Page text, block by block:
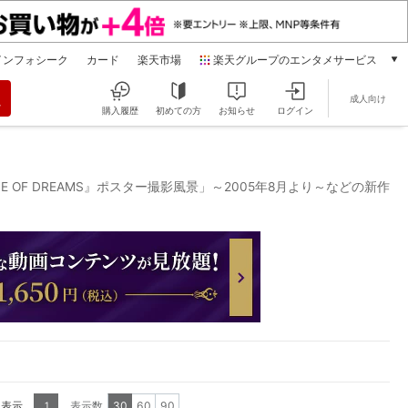
ンフォシーク カード 楽天市場 楽天グループのエンタメサービス
本/ゲーム/CD/DVD
楽天Kobo
楽天マガジン
楽天ミュージック
動画配信
Rakuten PLAY
購入履歴 初めての方 お知らせ ログイン
成人向け
OF DREAMS』ポスター撮影風景」～2005年8月より～などの新作
1